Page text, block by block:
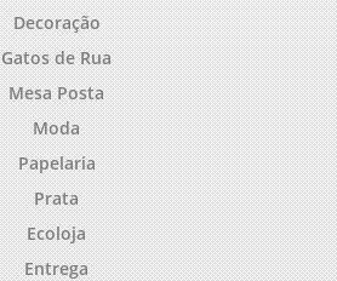
Decoração
Gatos de Rua
Mesa Posta
Moda
Papelaria
Prata
Ecoloja
Entrega